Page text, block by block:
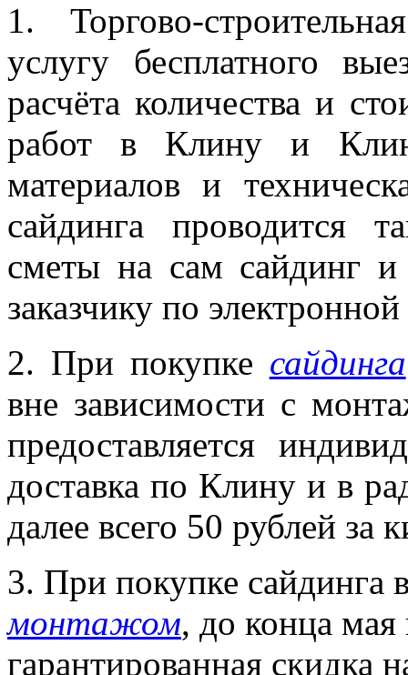
1. Торгово-
услугу бесплатного
расчёта количества и
работ в Клину и
материалов и
сайдинга проводится
сметы на сам сайдинг и
заказчику по
2. При покупке сайдинга
вне зависимости с
предоставляется
доставка по Клину и в
далее всего 50 рублей за
3. При покупке сайдинга
монтажом, до конца мая
гарантированная скидка